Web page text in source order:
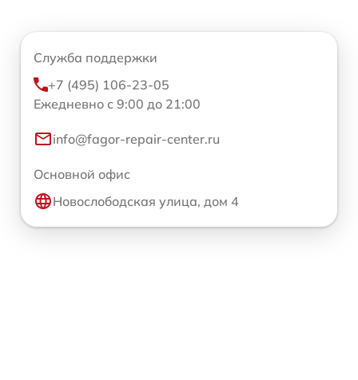
Служба поддержки
+7 (495) 106-23-05
Ежедневно с 9:00 до 21:00
info@fagor-repair-center.ru
Основной офис
Новослободская улица, дом 4